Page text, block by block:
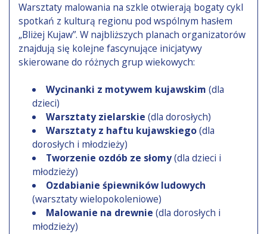
Warsztaty malowania na szkle otwierają bogaty cykl
spotkań z kulturą regionu pod wspólnym hasłem
„Bliżej Kujaw”. W najbliższych planach organizatorów
znajdują się kolejne fascynujące inicjatywy
skierowane do różnych grup wiekowych:
Wycinanki z motywem kujawskim (dla
dzieci)
Warsztaty zielarskie (dla dorosłych)
Warsztaty z haftu kujawskiego(dla
dorosłych i młodzieży)
Tworzenie ozdób ze słomy(dla dzieci i
młodzieży)
Ozdabianie śpiewników ludowych
(warsztaty wielopokoleniowe)
Malowanie na drewnie (dla dorosłych i
młodzieży)